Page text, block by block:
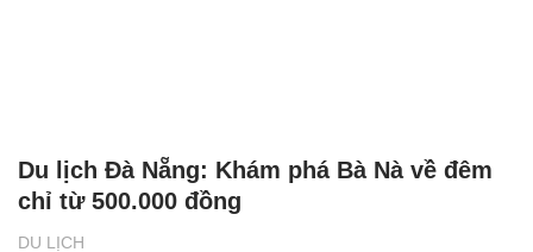
DU LỊCH
Du lịch Đà Nẵng: Khám phá Bà Nà về đêm
chỉ từ 500.000 đồng